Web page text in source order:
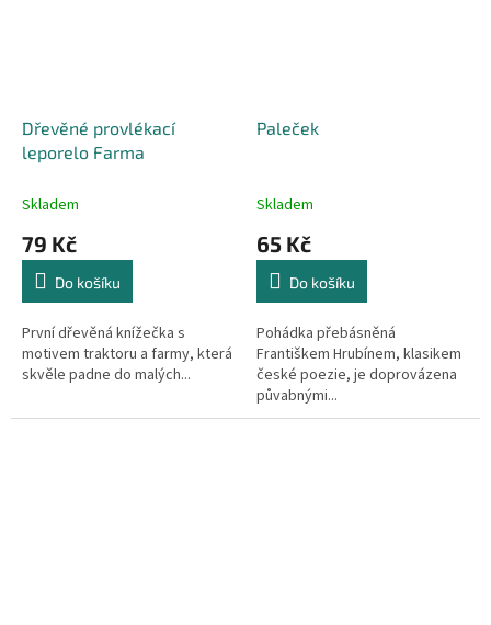
Dřevěné provlékací
leporelo Farma
Skladem
79 Kč
Do košíku
První dřevěná knížečka s
motivem traktoru a farmy, která
skvěle padne do malých...
Paleček
Skladem
65 Kč
Do košíku
Pohádka přebásněná
Františkem Hrubínem, klasikem
české poezie, je doprovázena
půvabnými...